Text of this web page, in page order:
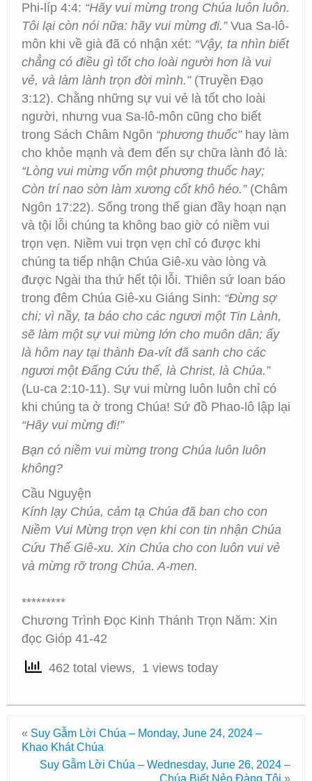
Phi-líp 4:4: “Hãy vui mừng trong Chúa luôn luôn.
Tôi lại còn nói nữa: hãy vui mừng đi.”Vua Sa-lô-
môn khi về già đã có nhận xét: “Vậy, ta nhìn biết
chẳng có điều gì tốt cho loài người hơn là vui
vẻ, và làm lành trọn đời mình.”(Truyền Đạo
3:12). Chằng những sự vui vẻ là tốt cho loài
người, nhưng vua Sa-lô-môn cũng cho biết
trong Sách Châm Ngôn “phương thuốc”hay làm
cho khỏe mạnh và đem đến sự chữa lành đó là:
“Lòng vui mừng vốn một phương thuốc hay;
Còn trí nao sờn làm xương cốt khô héo.” (Châm
Ngôn 17:22). Sống trong thế gian đầy hoạn nạn
và tội lỗi chúng ta không bao giờ có niềm vui
trọn vẹn. Niềm vui trọn vẹn chỉ có được khi
chúng ta tiếp nhận Chúa Giê-xu vào lòng và
được Ngài tha thứ hết tội lỗi. Thiên sứ loan báo
trong đêm Chúa Giê-xu Giáng Sinh: “Đừng sợ
chi; vì nầy, ta báo cho các ngươi một Tin Lành,
sẽ làm một sự vui mừng lớn cho muôn dân; ấy
là hôm nay tại thành Đa-vít đã sanh cho các
ngươi một Đấng Cứu thế, là Christ, là Chúa.”
(Lu-ca 2:10-11). Sự vui mừng luôn luôn chỉ có
khi chúng ta ở trong Chúa! Sứ đồ Phao-lô lập lại
“Hãy vui mừng đi!”
Bạn có niềm vui mừng trong Chúa luôn luôn
không?
Cầu Nguyện
Kính lạy Chúa, cảm tạ Chúa đã ban cho con
Niềm Vui Mừng trọn vẹn khi con tin nhận Chúa
Cứu Thế Giê-xu. Xin Chúa cho con luôn vui vẻ
và mừng rỡ trong Chúa. A-men.
*********
Chương Trình Đọc Kinh Thánh Trọn Năm: Xin
đọc Gióp 41-42
462 total views, 1 views today
« Suy Gẫm Lời Chúa – Monday, June 24, 2024 –
Khao Khát Chúa
Suy Gẫm Lời Chúa – Wednesday, June 26, 2024 –
Chúa Biết Nẻo Đàng Tôi »